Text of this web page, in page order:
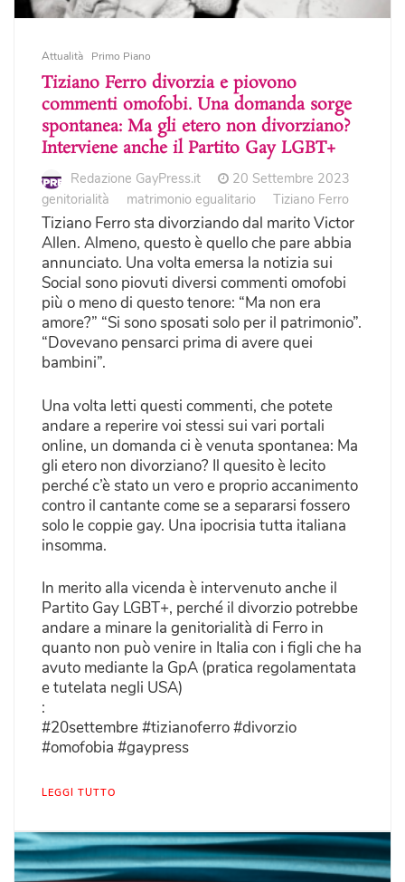
Attualità Primo Piano
Tiziano Ferro divorzia e piovono
commenti omofobi. Una domanda sorge
spontanea: Ma gli etero non divorziano?
Interviene anche il Partito Gay LGBT+
Redazione GayPress.it
20 Settembre 2023
genitorialità
matrimonio egualitario Tiziano Ferro
Tiziano Ferro sta divorziando dal marito Victor
Allen. Almeno, questo è quello che pare abbia
annunciato. Una volta emersa la notizia sui
Social sono piovuti diversi commenti omofobi
più o meno di questo tenore: “Ma non era
amore?” “Si sono sposati solo per il patrimonio”.
“Dovevano pensarci prima di avere quei
bambini”.
Una volta letti questi commenti, che potete
andare a reperire voi stessi sui vari portali
online, un domanda ci è venuta spontanea: Ma
gli etero non divorziano? Il quesito è lecito
perché c’è stato un vero e proprio accanimento
contro il cantante come se a separarsi fossero
solo le coppie gay. Una ipocrisia tutta italiana
insomma.
In merito alla vicenda è intervenuto anche il
Partito Gay LGBT+, perché il divorzio potrebbe
andare a minare la genitorialità di Ferro in
quanto non può venire in Italia con i figli che ha
avuto mediante la GpA (pratica regolamentata
e tutelata negli USA)
:
#20settembre #tizianoferro #divorzio
#omofobia #gaypress
LEGGI TUTTO